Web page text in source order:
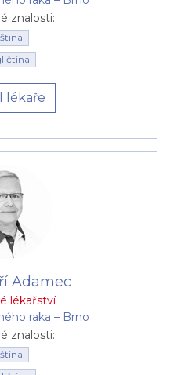
znalosti:
lékaře
Adamec
lékařství
raka –⁠⁠⁠⁠⁠⁠ Brno
znalosti: